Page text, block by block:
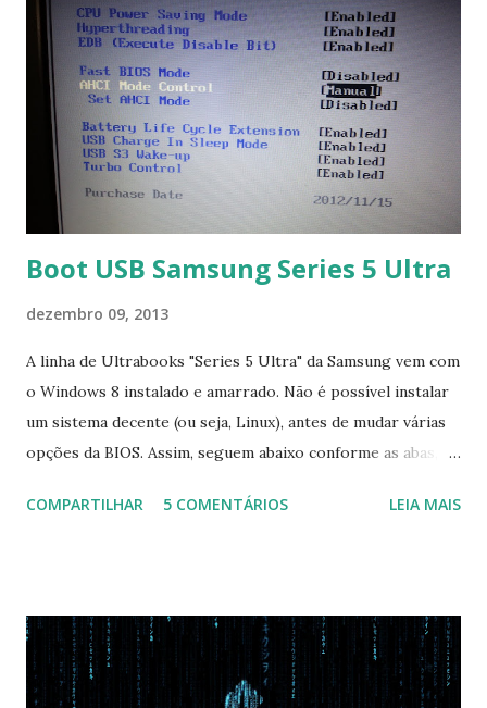
Boot USB Samsung Series 5 Ultra
dezembro 09, 2013
A linha de Ultrabooks "Series 5 Ultra" da Samsung vem com
o Windows 8 instalado e amarrado. Não é possível instalar
um sistema decente (ou seja, Linux), antes de mudar várias
opções da BIOS. Assim, seguem abaixo conforme as abas, a
Na inicialização aperte F2 para acessar a BIOS e então faça
com Win, deixe essa opção no Auto ) Set AHCI Mode ->
Disabled USB S3 Wake-up -> Enabled Boot: Secure Boot ->
Disabled OS Mode Selection -> UEFI and CSM OS (Essa
COMPARTILHAR 5 COMENTÁRIOS LEIA MAIS